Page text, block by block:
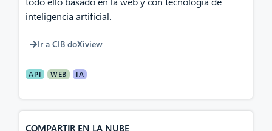
inteligencia artificial.
Ir a CIB doXiview
API WEB IA
COMPARTIR EN LA NUBE